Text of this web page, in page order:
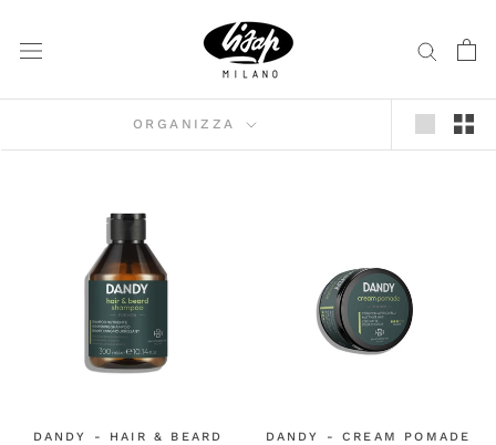
contenuto
ORGANIZZA
DANDY - HAIR & BEARD
DANDY - CREAM POMADE